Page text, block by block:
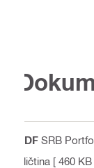
PDF SRB
gličtina [ 460 KB